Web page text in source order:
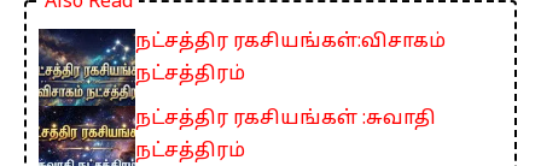
நட்சத்திர ரகசியங்கள்:விசாகம்
நட்சத்திரம்
நட்சத்திர ரகசியங்கள் :சுவாதி
நட்சத்திரம்